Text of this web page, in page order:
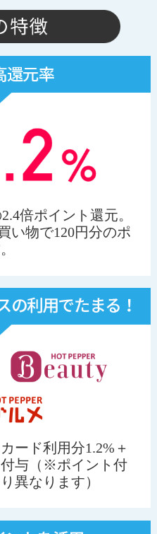
倍ポイント還元。
い物で120円分のポ
ード利用分1.2%＋
与（※ポイント付
異なります）